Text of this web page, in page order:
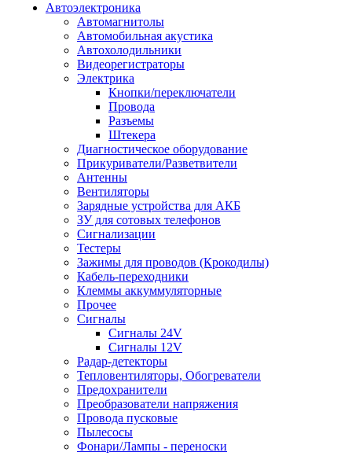
Автоэлектроника
Автомагнитолы
Автомобильная акустика
Автохолодильники
Видеорегистраторы
Электрика
Кнопки/переключатели
Провода
Разъемы
Штекера
Диагностическое оборудование
Прикуриватели/Разветвители
Антенны
Вентиляторы
Зарядные устройства для АКБ
ЗУ для сотовых телефонов
Сигнализации
Тестеры
Зажимы для проводов (Крокодилы)
Кабель-переходники
Клеммы аккуммуляторные
Прочее
Сигналы
Сигналы 24V
Сигналы 12V
Радар-детекторы
Тепловентиляторы, Обогреватели
Предохранители
Преобразователи напряжения
Провода пусковые
Пылесосы
Фонари/Лампы - переноски